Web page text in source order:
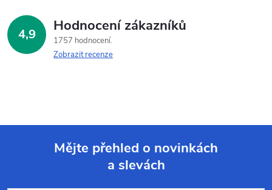
4,9 Hodnocení zákazníků
1757 hodnocení
Zobrazit recenze
Mějte přehled o novinkách
a slevách